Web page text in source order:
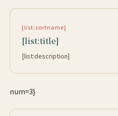
[list:sortname]
[list:title]
[list:description]
num=3}